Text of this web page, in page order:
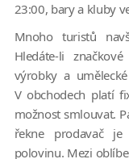
23:00, bary a kluby
Mnoho turistů
Hledáte-li
výrobky a
V obchodech platí
možnost smlouvat.
řekne prodavač
polovinu. Mezi